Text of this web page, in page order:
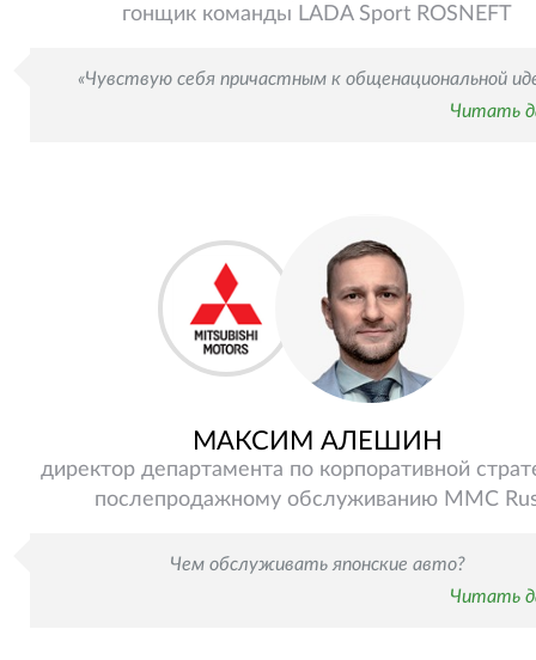
гонщик команды LADA Sport ROSNEFT
«Чувствую себя причастным к общенациональной
Читать
МАКСИМ АЛЕШИН
директор департамента по корпоративной
послепродажному обслуживанию MMC
Чем обслуживать японские авто?
Читать